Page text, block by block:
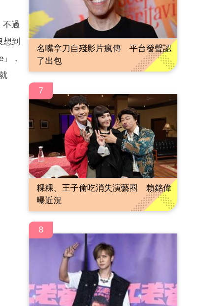
不過
到
，
名嘴拿刀自殘影片瘋傳 平台發聲認
了出包
7
粿粿、王子偷吃消失演藝圈 賴銘偉
曝近況
8